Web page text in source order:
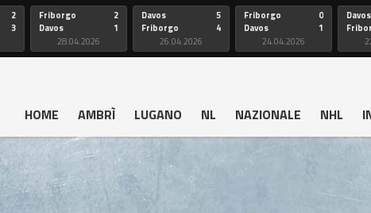
2
3
Friborgo
Davos
2
1
28.04.2026
Davos
Friborgo
5
4
26.04.2026
Friborgo
Davos
0
1
24.04.2026
Davos
HOME AMBRÌ LUGANO NL NAZIONALE NHL